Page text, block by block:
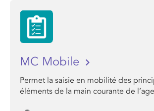
MC Mobile
Permet la saisie en mobilité des
éléments de la main courante de